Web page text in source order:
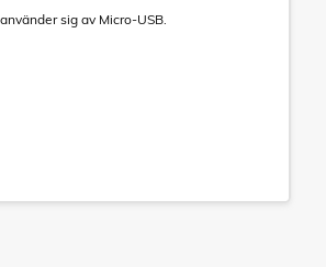
sig av Micro-USB.